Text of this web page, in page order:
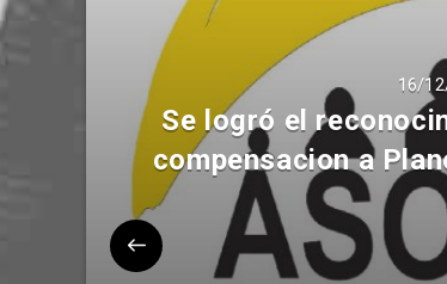
16/
Se logró el
compensacion a